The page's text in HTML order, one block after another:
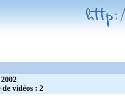
vidéos : 2